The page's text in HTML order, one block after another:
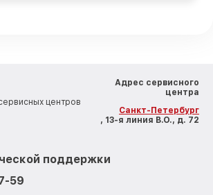
центров
Адрес сервисного
центра
Санкт-Петербург
, 13-я линия В.О., д. 72
поддержки
59